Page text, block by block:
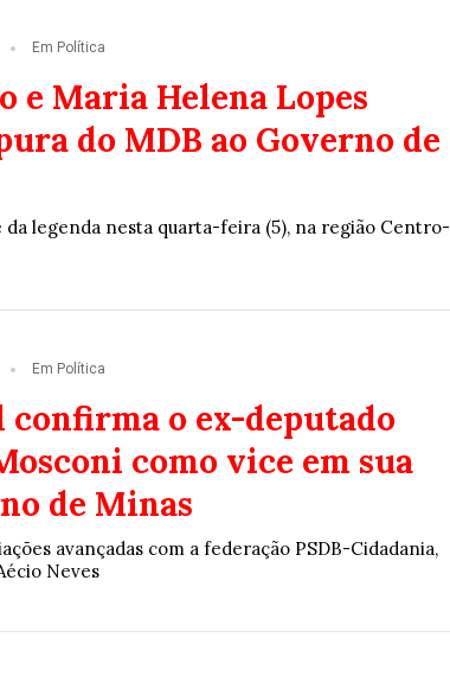
Em Política
e Maria Helena Lopes
do MDB ao Governo de
legenda nesta quarta-feira (5), na região Centro-
Em Política
o ex-deputado
como vice em sua
de Minas
avançadas com a federação PSDB-Cidadania,
Neves